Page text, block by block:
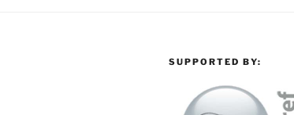
SUPPORTED BY: